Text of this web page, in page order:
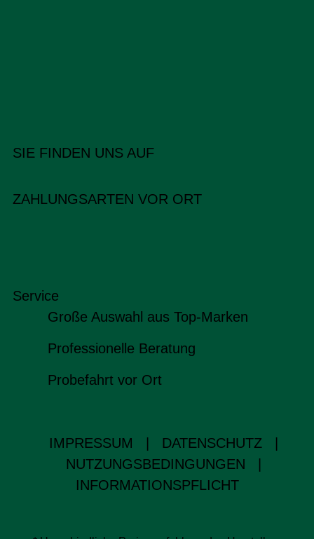
SIE FINDEN UNS AUF
ZAHLUNGSARTEN VOR ORT
Service
Große Auswahl aus Top-Marken
Professionelle Beratung
Probefahrt vor Ort
IMPRESSUM DATENSCHUTZ
NUTZUNGSBEDINGUNGEN
INFORMATIONSPFLICHT